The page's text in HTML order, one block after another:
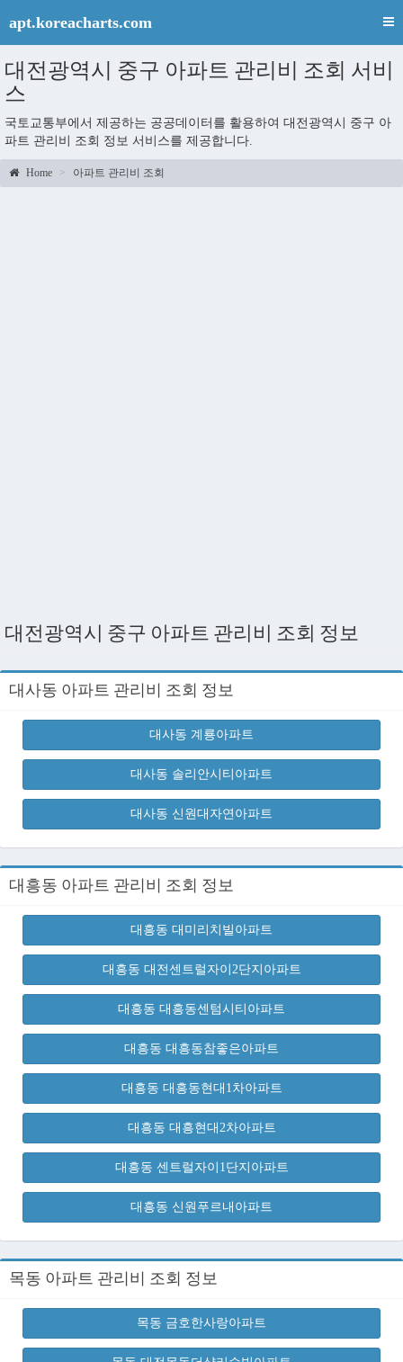
apt.koreacharts.com
대전광역시 중구 아파트 관리비 조회 서비
스
국토교통부에서 제공하는 공공데이터를 활용하여 대전광역시 중구 아
파트 관리비 조회 정보 서비스를 제공합니다.
Home 아파트 관리비 조회
대전광역시 중구 아파트 관리비 조회 정보
대사동 아파트 관리비 조회 정보
대사동 계룡아파트
대사동 솔리안시티아파트
대사동 신원대자연아파트
대흥동 아파트 관리비 조회 정보
대흥동 대미리치빌아파트
대흥동 대전센트럴자이2단지아파트
대흥동 대흥동센텀시티아파트
대흥동 대흥동참좋은아파트
대흥동 대흥동현대1차아파트
대흥동 대흥현대2차아파트
대흥동 센트럴자이1단지아파트
대흥동 신원푸르내아파트
목동 아파트 관리비 조회 정보
목동 금호한사랑아파트